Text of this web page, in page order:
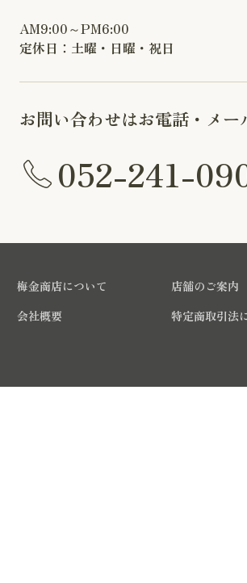
AM9:00～PM6:00
定休日：土曜・日曜・祝日
お問い合わせはお電話・メー
052-241-
梅金商店について 店舗のご案内
会社概要
特定商取引法